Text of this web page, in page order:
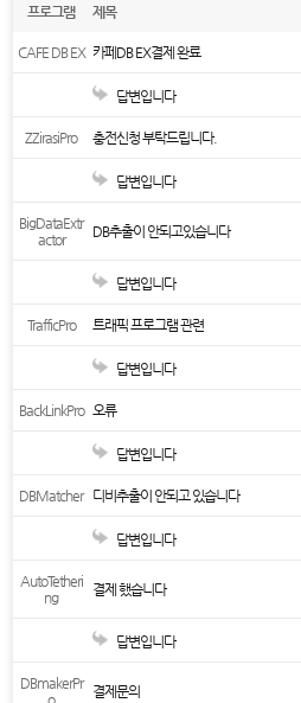
프로그램 제목
CAFE DB EX 카페DB EX결제 완료
답변입니다
ZZirasiPro 충전신청 부탁드립니다.
답변입니다
BigDataExtr
actor
DB추출이 안되고있습니다
답변입니다
TrafficPro 트래픽 프로그램 관련
답변입니다
BackLinkPro 오류
답변입니다
DBMatcher 디비추출이 안되고 있습니다
답변입니다
AutoTetheri
ng
결제 했습니다
답변입니다
DBmakerPr
o
결제문의